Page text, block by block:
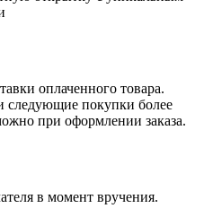
оплаченного товара.
следующие покупки более
при оформлении заказа.
в момент вручения.